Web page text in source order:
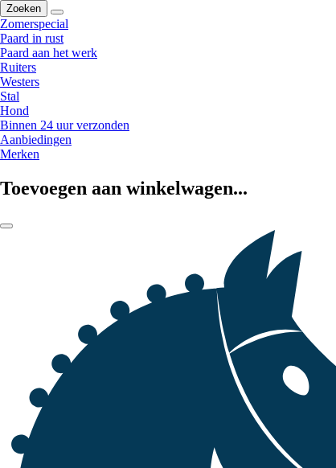
Zoeken
Zomerspecial
Paard in rust
Paard aan het werk
Ruiters
Westers
Stal
Hond
Binnen 24 uur verzonden
Aanbiedingen
Merken
Toevoegen aan winkelwagen...